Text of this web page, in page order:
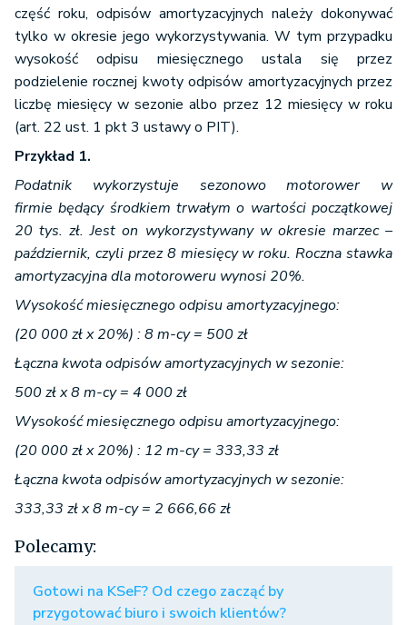
część roku, odpisów amortyzacyjnych należy dokonywać
tylko w okresie jego wykorzystywania. W tym przypadku
wysokość odpisu miesięcznego ustala się przez
podzielenie rocznej kwoty odpisów amortyzacyjnych przez
liczbę miesięcy w sezonie albo przez 12 miesięcy w roku
(art. 22 ust. 1 pkt 3 ustawy o PIT).
Przykład 1.
Podatnik wykorzystuje sezonowo motorower w
firmie będący środkiem trwałym o wartości początkowej
20 tys. zł. Jest on wykorzystywany w okresie marzec –
październik, czyli przez 8 miesięcy w roku. Roczna stawka
amortyzacyjna dla motoroweru wynosi 20%.
Wysokość miesięcznego odpisu amortyzacyjnego:
(20 000 zł x 20%) : 8 m-cy = 500 zł
Łączna kwota odpisów amortyzacyjnych w sezonie:
500 zł x 8 m-cy = 4 000 zł
Wysokość miesięcznego odpisu amortyzacyjnego:
(20 000 zł x 20%) : 12 m-cy = 333,33 zł
Łączna kwota odpisów amortyzacyjnych w sezonie:
333,33 zł x 8 m-cy = 2 666,66 zł
Polecamy:
Gotowi na KSeF? Od czego zacząć by
przygotować biuro i swoich klientów?